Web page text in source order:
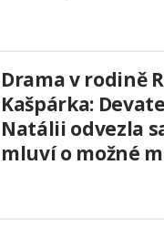
Drama v rodině
Kašpárka:
Natálii odvezla
mluví o možné